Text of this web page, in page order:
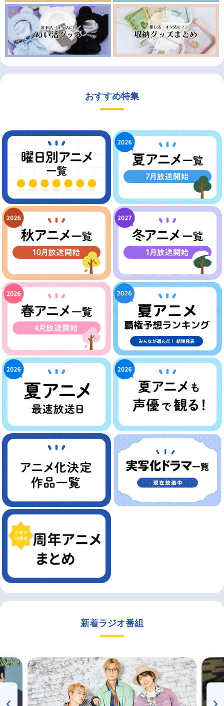
おすすめ特集
新着ラジオ番組